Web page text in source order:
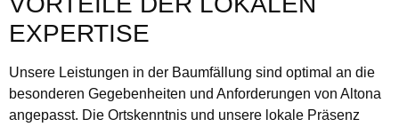
EXPERTISE
Unsere Leistungen in der Baumfällung sind optimal an die
besonderen Gegebenheiten und Anforderungen von Altona
angepasst. Die Ortskenntnis und unsere lokale Präsenz